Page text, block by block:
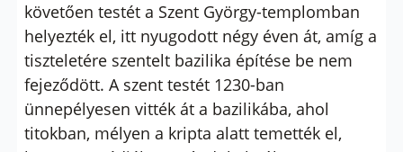
követően testét a Szent György-templomban
helyezték el, itt nyugodott négy éven át, amíg a
tiszteletére szentelt bazilika építése be nem
fejeződött. A szent testét 1230-ban
ünnepélyesen vitték át a bazilikába, ahol
titokban, mélyen a kripta alatt temették el,